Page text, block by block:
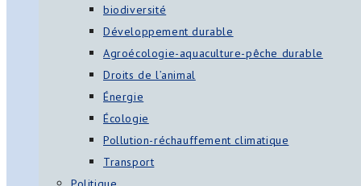
biodiversité
Développement durable
Agroécologie-aquaculture-pêche durable
Droits de l’animal
Énergie
Écologie
Pollution-réchauffement climatique
Transport